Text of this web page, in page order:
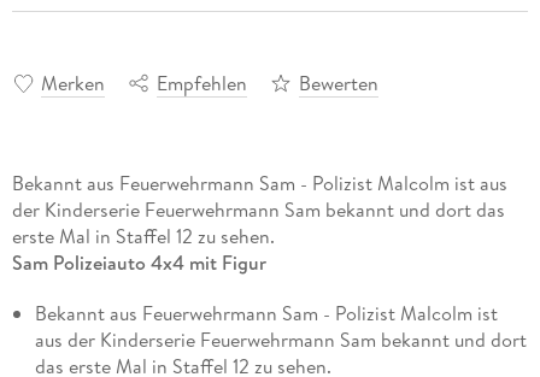
Merken Empfehlen Bewerten
Bekannt aus Feuerwehrmann Sam - Polizist Malcolm ist aus
der Kinderserie Feuerwehrmann Sam bekannt und dort das
erste Mal in Staffel 12 zu sehen.
Sam Polizeiauto 4x4 mit Figur
Bekannt aus Feuerwehrmann Sam - Polizist Malcolm ist
aus der Kinderserie Feuerwehrmann Sam bekannt und dort
das erste Mal in Staffel 12 zu sehen.